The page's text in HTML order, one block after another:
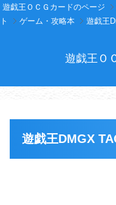
遊戯王ＯＣＧカードのページ
ト
ゲーム・攻略本 遊戯王
遊戯王Ｏ
遊戯王DMGX